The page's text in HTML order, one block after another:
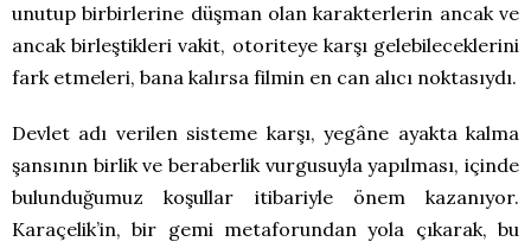
unutup birbirlerine düşman olan karakterlerin ancak ve
ancak birleştikleri vakit, otoriteye karşı gelebileceklerini
fark etmeleri, bana kalırsa filmin en can alıcı noktasıydı.
Devlet adı verilen sisteme karşı, yegâne ayakta kalma
şansının birlik ve beraberlik vurgusuyla yapılması, içinde
bulunduğumuz koşullar itibariyle önem kazanıyor.
Karaçelik’in, bir gemi metaforundan yola çıkarak, bu